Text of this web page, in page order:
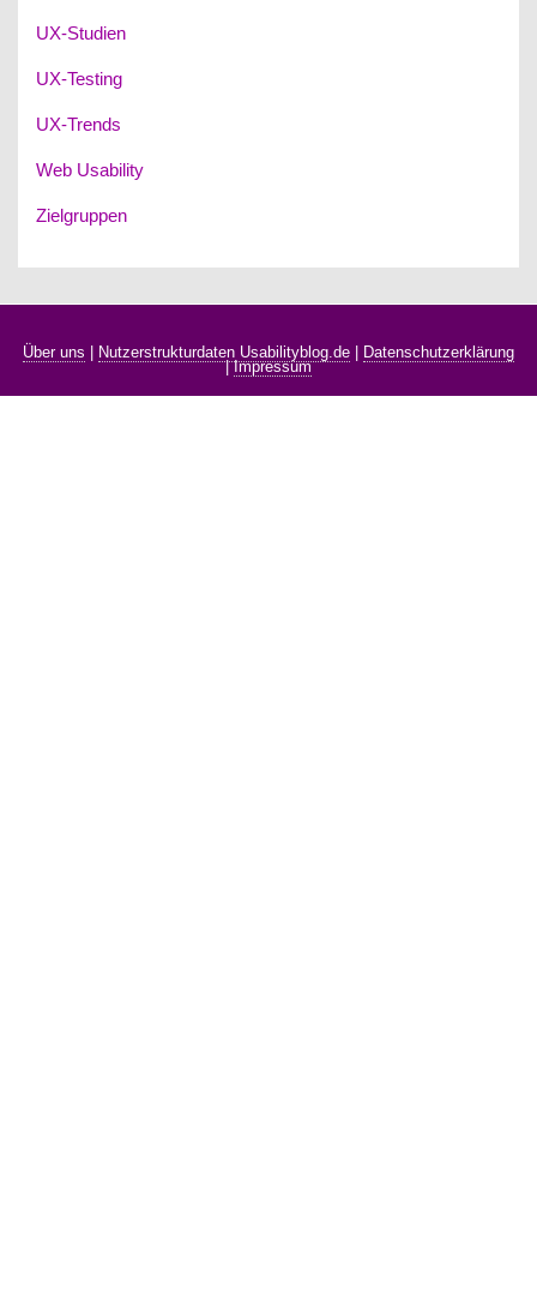
UX-Studien
UX-Testing
UX-Trends
Web Usability
Zielgruppen
Über uns | Nutzerstrukturdaten Usabilityblog.de | Datenschutzerklärung
|Impressum